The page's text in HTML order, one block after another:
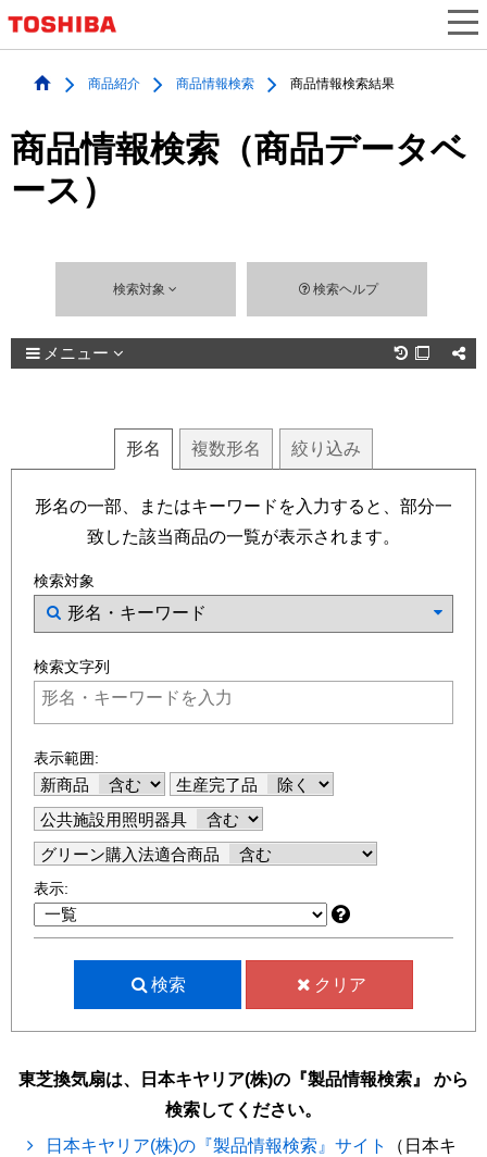
商品紹介 商品情報検索 商品情報検索結果
商品情報検索（商品データベ
ース）
検索対象 検索ヘルプ
メニュー 
形名 複数形名 絞り込み
形名の一部、またはキーワードを入力すると、部分一
致した該当商品の一覧が表示されます。
検索対象
検索文字列
表示範囲:
新商品
生産完了品
公共施設用照明器具
グリーン購入法適合商品
表示:
検索 クリア
東芝換気扇は、日本キヤリア(株)の『製品情報検索』 から
検索してください。
日本キヤリア(株)の『製品情報検索』サイト
（日本キ